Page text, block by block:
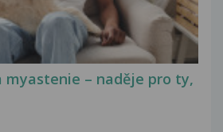
myastenie – naděje pro ty,